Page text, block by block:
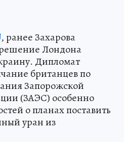
, ранее Захарова
Лондона
Дипломат
британцев по
Запорожской
(ЗАЭС) особенно
о планах поставить
уран из